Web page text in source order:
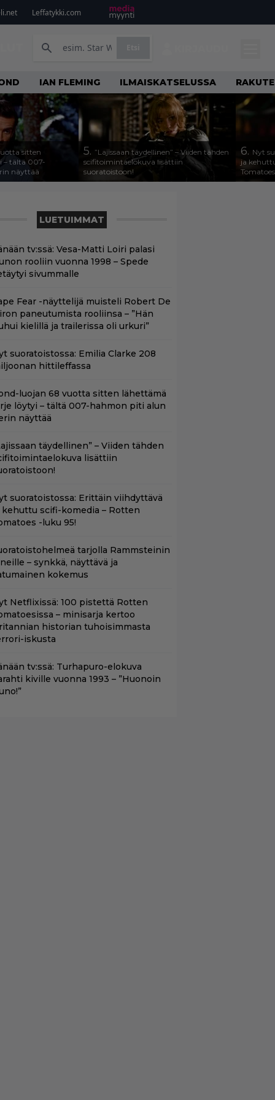
Leffatykki.com
IAN FLEMING ILMAISKATSELUSSA
sitten
– tältä 007-
näyttää
5. ”Lajissaan täydellinen” – Viiden tähden
scifitoimintaelokuva lisättiin
suoratoistoon!
6. Nyt
ja
LUETUIMMAT
tv:ssä: Vesa-Matti Loiri palasi
rooliin vuonna 1998 – Spede
sivummalle
Fear -näyttelijä muisteli Robert De
paneutumista rooliinsa – ”Hän
kielillä ja trailerissa oli urkuri”
suoratoistossa: Emilia Clarke 208
hittileffassa
luojan 68 vuotta sitten lähettämä
löytyi – tältä 007-hahmon piti alun
näyttää
täydellinen” – Viiden tähden
lisättiin
suoratoistossa: Erittäin viihdyttävä
kehuttu scifi-komedia – Rotten
-luku 95!
tarjolla Rammsteinin
– synkkä, näyttävä ja
kokemus
Netflixissä: 100 pistettä Rotten
– minisarja kertoo
historian tuhoisimmasta
iskusta
tv:ssä: Turhapuro-elokuva
kiville vuonna 1993 – ”Huonoin